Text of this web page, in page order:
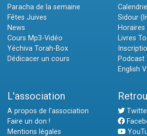
Paracha de la semaine
Fêtes Juives
News
Cours Mp3-Vidéo
Yéchiva Torah-Box
Dédicacer un cours
Sidour
Livres
Podcast
English
L'association
A propos de l'association
Faire un don !
Mentions légales